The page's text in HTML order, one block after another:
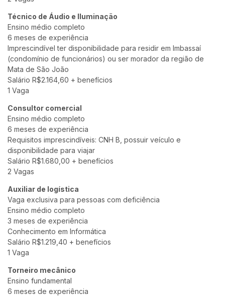
Técnico de Áudio e Iluminação
Ensino médio completo
6 meses de experiência
Imprescindível ter disponibilidade para residir em Imbassaí
(condomínio de funcionários) ou ser morador da região de
Mata de São João
Salário R$2.164,60 + benefícios
1 Vaga
Consultor comercial
Ensino médio completo
6 meses de experiência
Requisitos imprescindíveis: CNH B, possuir veículo e
disponibilidade para viajar
Salário R$1.680,00 + benefícios
2 Vagas
Auxiliar de logística
Vaga exclusiva para pessoas com deficiência
Ensino médio completo
3 meses de experiência
Conhecimento em Informática
Salário R$1.219,40 + benefícios
1 Vaga
Torneiro mecânico
Ensino fundamental
6 meses de experiência